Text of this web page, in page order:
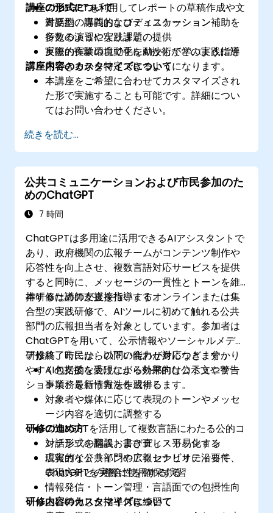
ChatGPTを利用してレポートの草稿作成や文
書要約、専門的なコミュニケーション補助を
行えるようになります。
反復的作業の自動化にAI技術がどのように活
用できるかを特定できるようになります。
講座の形式について
対話型の講義およびディスカッション
多数の演習や実践課題の提供
実際の実験環境で手を動かして学ぶ実践指導
講座内容のカスタマイズについて
本講座をご希望に合わせてカスタマイズされ
た形で実施することも可能です。詳細につい
てはお問い合わせください。
続きを読む...
公共コミュニケーションおよび市民参加のた
めのChatGPT
7 時間
ChatGPTは多用途に活用できるAIアシスタントで
あり、政府機関の広報チームがコンテンツ制作や
応答性を向上させ、複数言語対応サービスを提供
すると同時に、メッセージの一貫性とトーンを維
持するための支援を行います。
本研修は講師が直接指導するオンラインまたは集
合型の実践研修で、AIツールに初めて触れる公共
部門の広報担当者を対象としています。参加者は
ChatGPTを用いて、公示情報やソーシャルメディ
ア投稿、市民からの問い合わせ対応など、分かり
やすく包括的な表現による外部向けコミュニケー
ション業務を行う方法を習得します。
研修終了時には、以下の能力が身につきます：
AIの支援を受けながら効果的な公示文や警告
事項、最新情報を作成する
対象者や媒体に応じて表現のトーンやメッセ
ージ内容を適切に調整する
ChatGPTを活用して複数言語にわたる公的コ
ンテンツを翻訳・書き直し・平易化する
広報ガイドラインやアクセシビリティ要件、
表現方針との整合性を確保する
研修の進め方
対話形式の講義およびディスカッション
現実的な公共部門の広報シナリオに沿って
ChatGPTを実際に使用する演習
情報発信・トーン管理・言語面での包摂性向
上に特化した指導付き練習
研修内容のカスタマイズについて